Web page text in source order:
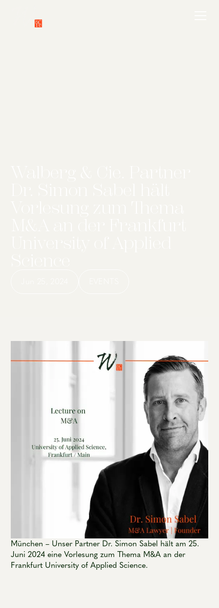
München – Unser Partner Dr. Simon Sabel hält am 25.
Juni 2024 eine Vorlesung zum Thema M&A an der
Frankfurt University of Applied Science.